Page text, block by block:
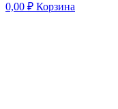
0,00 ₽ Корзина